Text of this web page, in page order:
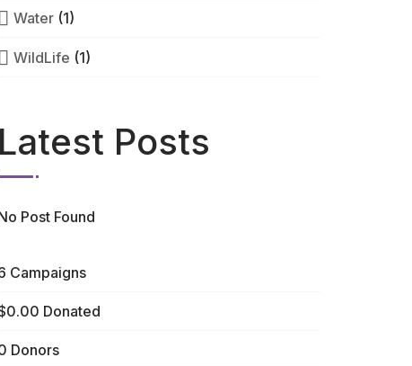
Water (1)
WildLife (1)
Latest Posts
Post Found
Campaigns
Donated
Donors